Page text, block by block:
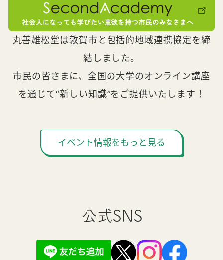
丸善雄松堂は敦賀市と包括的地域連携協定を締
結しました。
市民の皆さまに、全国の大学のオンライン講座
を通じて“新しい知識”をご提供いたします！
イベント情報をもっと見る
公式SNS